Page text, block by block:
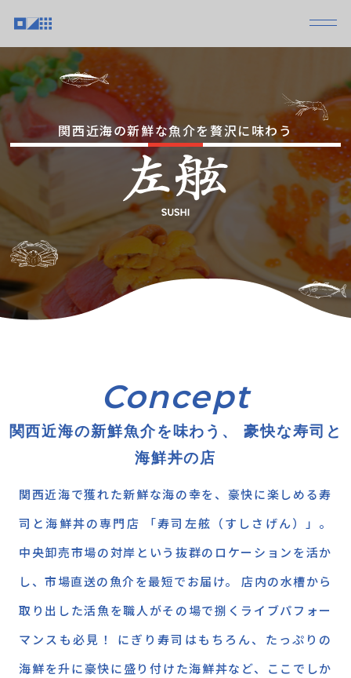
関西近海の新鮮な魚介を贅沢に味わう
関西近海の新鮮魚介を味わう、
豪快な寿司と
海鮮丼の店
関西近海で獲れた新鮮な海の幸を、豪快に楽しめる寿
司と海鮮丼の専門店 「寿司左舷（すしさげん）」。
中央卸売市場の対岸という抜群のロケーションを活か
し、市場直送の魚介を最短でお届け。 店内の水槽から
取り出した活魚を職人がその場で捌くライブパフォー
マンスも必見！ にぎり寿司はもちろん、たっぷりの
海鮮を升に豪快に盛り付けた海鮮丼など、ここでしか